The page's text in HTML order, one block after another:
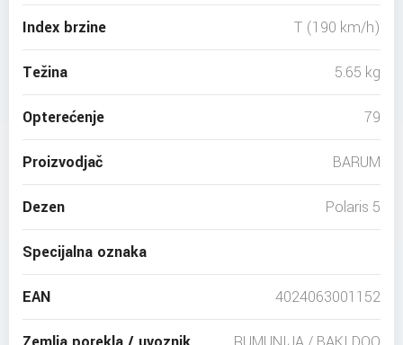
Index brzine T (190 km/h)
Težina 5.65 kg
Opterećenje 79
Proizvodjač BARUM
Dezen Polaris 5
Specijalna oznaka
EAN 4024063001152